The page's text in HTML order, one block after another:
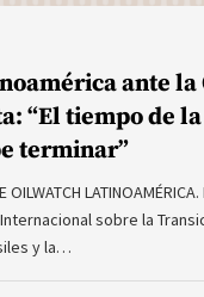
ante la
“El tiempo de
terminar”
OILWATCH
sobre la
y la…